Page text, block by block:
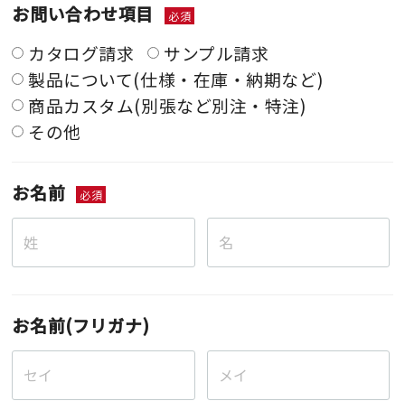
お問い合わせ項目 必須
カタログ請求
サンプル請求
製品について(仕様・在庫・納期など)
商品カスタム(別張など別注・特注)
その他
お名前 必須
お名前(フリガナ)